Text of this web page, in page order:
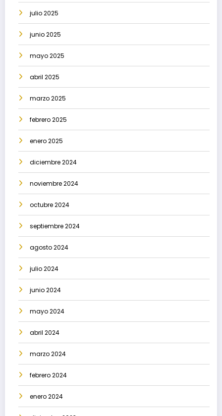
julio 2025
junio 2025
mayo 2025
abril 2025
marzo 2025
febrero 2025
enero 2025
diciembre 2024
noviembre 2024
octubre 2024
septiembre 2024
agosto 2024
julio 2024
junio 2024
mayo 2024
abril 2024
marzo 2024
febrero 2024
enero 2024